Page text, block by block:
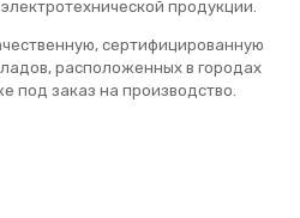
продукции.
сертифицированную
расположенных в городах
под заказ на производство.